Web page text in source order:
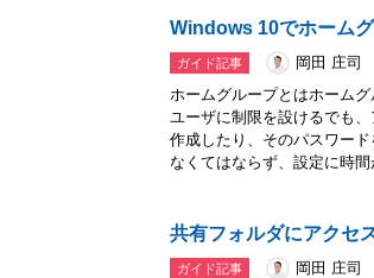
Windows 10でホーム
ガイド記事
岡田 庄司
ホームグループとはホーム
ユーザに制限を設けるでも
作成したり、そのパスワー
なくてはならず、設定に時
共有フォルダにアクセ
ガイド記事
岡田 庄司